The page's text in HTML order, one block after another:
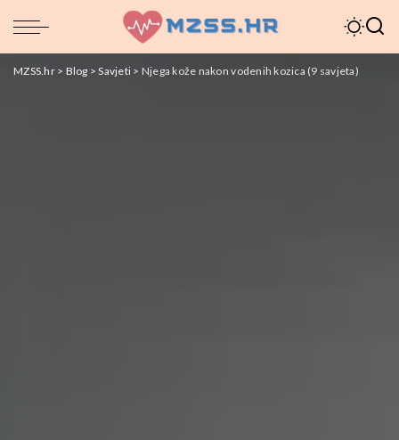
MZSS.hr> Blog >Savjeti > Njega kože nakon vodenih kozica (9 savjeta)